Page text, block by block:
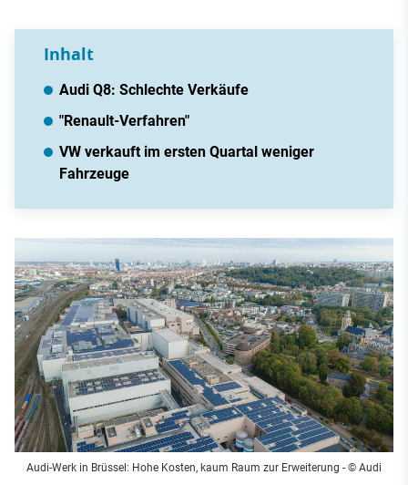
Inhalt
Audi Q8: Schlechte Verkäufe
"Renault-Verfahren"
VW verkauft im ersten Quartal weniger
Fahrzeuge
Audi-Werk in Brüssel: Hohe Kosten, kaum Raum zur Erweiterung - © Audi